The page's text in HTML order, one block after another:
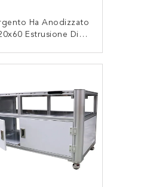
Ha Anodizzato
Estrusione Di
CONTATTACI